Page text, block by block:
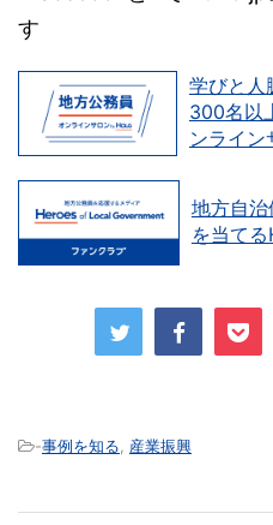
す
学びと人
300名以
ンライン
地方自
を当て
-事例を知る 産業振興